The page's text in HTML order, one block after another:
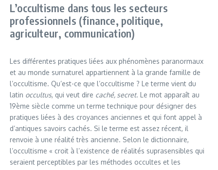
L’occultisme dans tous les secteurs
professionnels (finance, politique,
agriculteur, communication)
Les différentes pratiques liées aux phénomènes paranormaux
et au monde surnaturel appartiennent à la grande famille de
l’occultisme. Qu’est-ce que l’occultisme ? Le terme vient du
latin occultus, qui veut dire caché, secret. Le mot apparaît au
19ème siècle comme un terme technique pour désigner des
pratiques liées à des croyances anciennes et qui font appel à
d’antiques savoirs cachés. Si le terme est assez récent, il
renvoie à une réalité très ancienne. Selon le dictionnaire,
l’occultisme « croit à l’existence de réalités suprasensibles qui
seraient perceptibles par les méthodes occultes et les